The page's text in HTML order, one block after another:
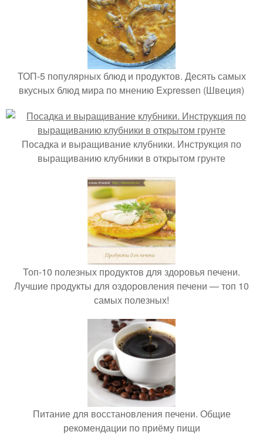
ТОП-5 популярных блюд и продуктов. Десять самых
вкусных блюд мира по мнению Expressen (Швеция)
Посадка и выращивание клубники. Инструкция по
выращиванию клубники в открытом грунте
Топ-10 полезных продуктов для здоровья печени.
Лучшие продукты для оздоровления печени — топ 10
самых полезных!
Питание для восстановления печени. Общие
рекомендации по приёму пищи